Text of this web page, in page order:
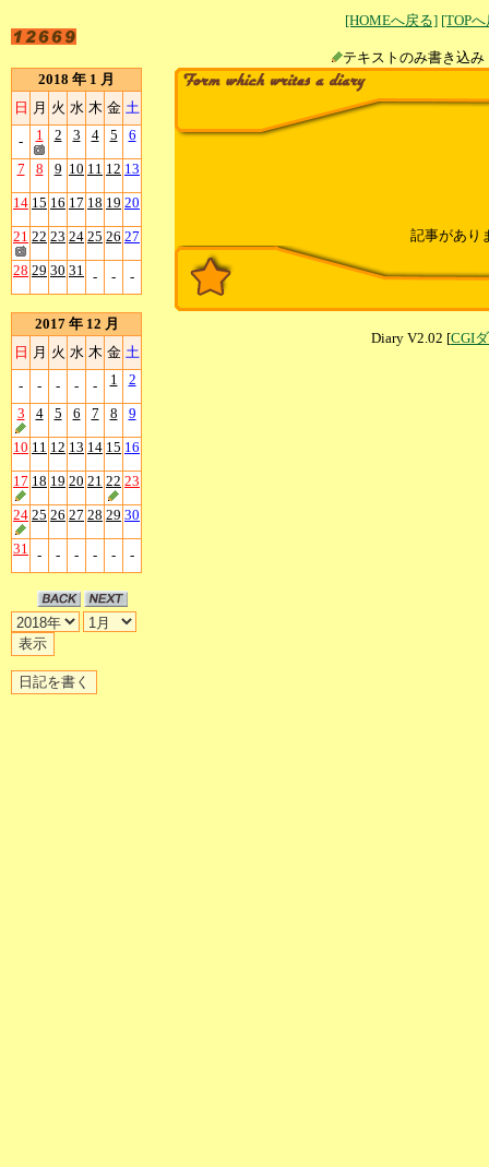
[HOMEへ戻る] [TOP
テキストのみ書
2018 年 1 月
日 月 火 水 木 金 土
- 1 2 3 4 5 6
7 8 9 10 11 12 13
14 15 16 17 18 19 20
21 22 23 24 25 26 27
28 29 30 31 - - -
2017 年 12 月
日 月 火 水 木 金 土
- - - - - 1 2
3 4 5 6 7 8 9
10 11 12 13 14 15 16
17 18 19 20 21 22 23
24 25 26 27 28 29 30
31 - - - - - -
記事があり
Diary V2.02 [CGI